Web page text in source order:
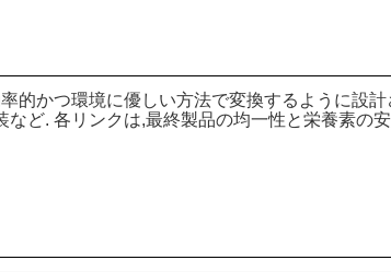
的かつ環境に優しい方法で変換するように設
ど. 各リンクは,最終製品の均一性と栄養素の